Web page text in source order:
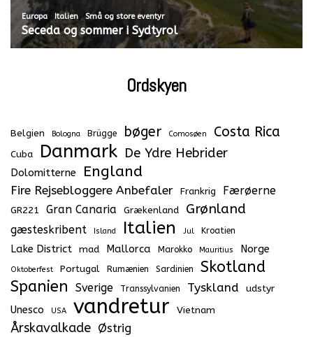
Europa, Italien,Små og store eventyr
Seceda og sommer i Sydtyrol
Ordskyen
Belgien Bologna Brügge bøger Comosøen Costa Rica
Cuba Danmark De Ydre Hebrider
Dolomitterne England
Fire Rejsebloggere Anbefaler Frankrig Færøerne
GR221 Gran Canaria Grækenland Grønland
gæsteskribent Island Italien Jul Kroatien
Lake District mad Mallorca Marokko Mauritius Norge
Oktoberfest Portugal Rumænien Sardinien
Skotland
Spanien
Sverige Transsylvanien Tyskland udstyr
Unesco USA vandretur Vietnam
Årskavalkade Østrig